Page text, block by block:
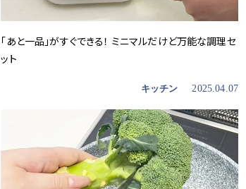
「あと一品」がすぐできる！ ミニマルだけど万能な調理セ
ット
キッチン 2025.04.07